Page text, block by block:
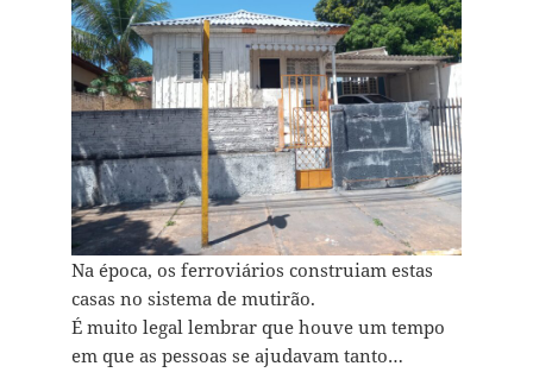
Na época, os ferroviários construiam estas
casas no sistema de mutirão.
É muito legal lembrar que houve um tempo
em que as pessoas se ajudavam tanto…